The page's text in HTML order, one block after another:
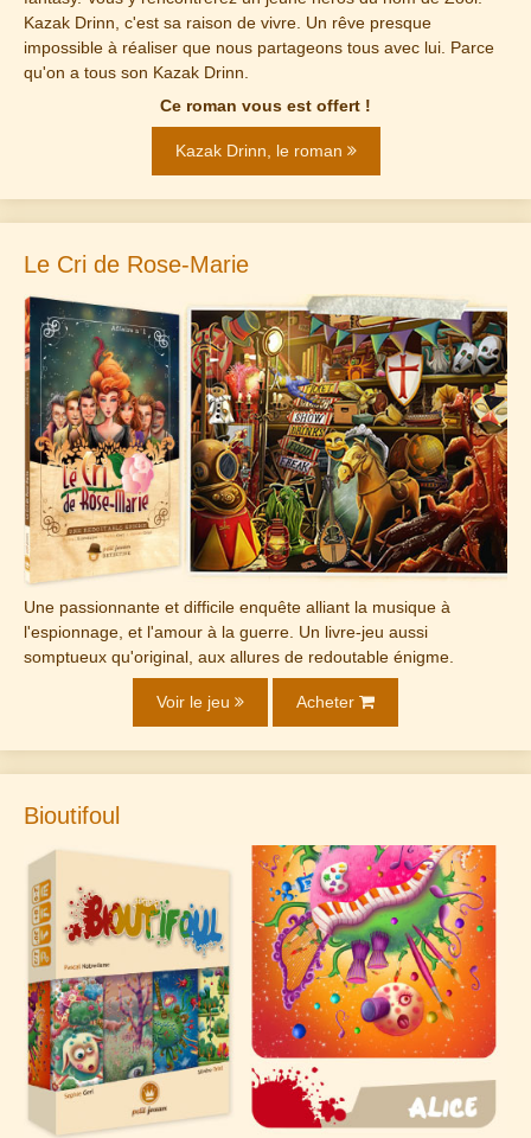
Kazak Drinn, c'est sa raison de vivre. Un rêve presque
impossible à réaliser que nous partageons tous avec lui. Parce
qu'on a tous son Kazak Drinn.
Ce roman vous est offert !
Kazak Drinn, le roman
Le Cri de Rose-Marie
Une passionnante et difficile enquête alliant la musique à
l'espionnage, et l'amour à la guerre. Un livre-jeu aussi
somptueux qu'original, aux allures de redoutable énigme.
Voir le jeu Acheter
Bioutifoul